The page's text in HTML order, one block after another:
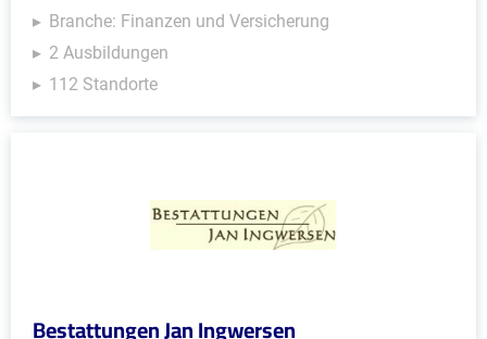
Branche: Finanzen und Versicherung
2 Ausbildungen
112 Standorte
Bestattungen Jan Ingwersen